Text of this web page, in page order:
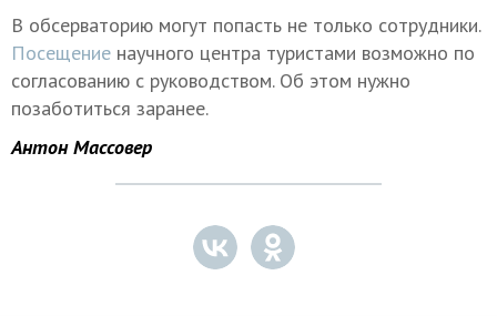
В обсерваторию могут попасть не только сотрудники.
Посещение научного центра туристами возможно по
согласованию с руководством. Об этом нужно
позаботиться заранее.
Антон Массовер